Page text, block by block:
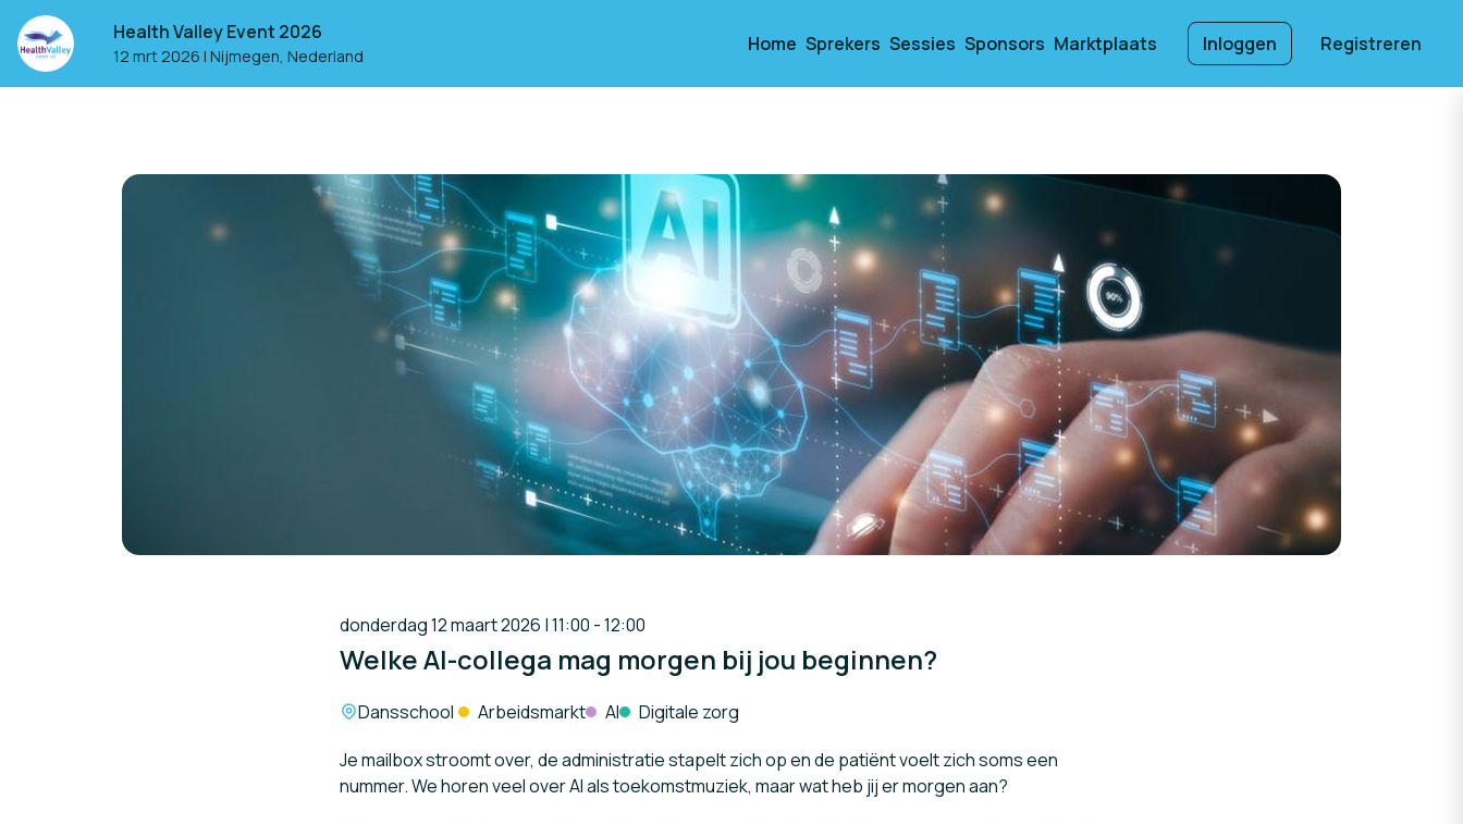
Health Valley Event 2026
12 mrt 2026 | Nijmegen, Nederland
Home Sprekers Sessies Sponsors Marktplaats Inloggen Registreren
donderdag 12 maart 2026 | 11:00 - 12:00
Welke AI-collega mag morgen bij jou beginnen?
Locatie:
Dansschool Arbeidsmarkt AI
Digitale zorg
Je mailbox stroomt over, de administratie stapelt zich op en de patiënt voelt zich soms een
nummer. We horen veel over AI als toekomstmuziek, maar wat heb jij er morgen aan?